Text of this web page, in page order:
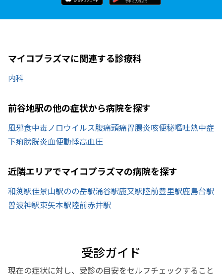
マイコプラズマに関連する診療科
内科
前谷地駅の他の症状から病院を探す
風邪食中毒ノロウイルス腹痛頭痛胃腸炎咳便秘嘔吐熱中症
下痢膀胱炎血便動悸高血圧
近隣エリアでマイコプラズマの病院を探す
和渕駅佳景山駅のの岳駅涌谷駅鹿又駅陸前豊里駅鹿島台駅
曽波神駅東矢本駅陸前赤井駅
受診ガイド
現在の症状に対し、受診の目安をセルフチェックすること